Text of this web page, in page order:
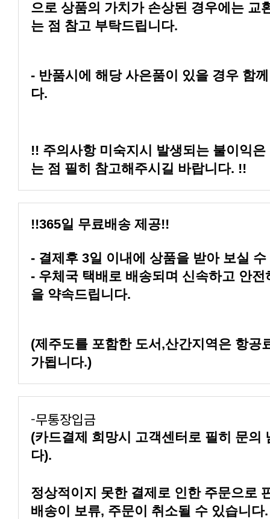
는 점 참고 부탁드립니다.
다.
는 점 필히 참고해주시길 바랍니다. !!
!!365일 무료배송 제공!!
- 결제후 3일 이내에 상품을 받아 보실
을 약속드립니다.
가됩니다.)
-무통장입금
다).
배송이 보류, 주문이 취소될 수 있습니다.